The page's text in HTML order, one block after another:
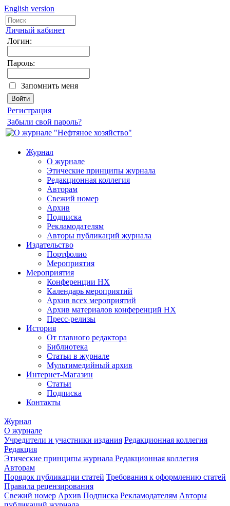
English version
Личный кабинет
Логин:
Пароль:
Запомнить меня
Регистрация
Забыли свой пароль?
Журнал
О журнале
Этические принципы журнала
Редакционная коллегия
Авторам
Свежий номер
Архив
Подписка
Рекламодателям
Авторы публикаций журнала
Издательство
Портфолио
Мероприятия
Мероприятия
Конференции НХ
Календарь мероприятий
Архив всех мероприятий
Архив материалов конференций НХ
Пресс-релизы
История
От главного редактора
Библиотека
Статьи в журнале
Мультимедийный архив
Интернет-Магазин
Статьи
Подписка
Контакты
Журнал
О журнале
Учредители и участники издания Редакционная коллегия
Редакция
Этические принципы журнала Редакционная коллегия
Авторам
Порядок публикации статей Требования к оформлению статей
Правила рецензирования
Свежий номер Архив Подписка Рекламодателям Авторы